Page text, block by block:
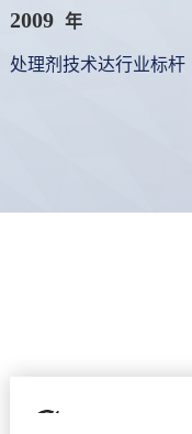
2009 年
处理剂技术达行业标杆